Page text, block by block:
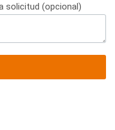
solicitud (opcional)